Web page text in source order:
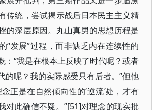
传统，尝试揭示战后日本民主主义精
的深层原因。丸山真男的思想历程是
“发展”过程，而非缺乏内在连续性的
：“我是在根本上反映了时代呢？或者
的呢？我的实际感受只有后者。”但他
正是在自然倾向性的‘逆流’处，才有
对此确信不疑。”[51]对理念的现实批